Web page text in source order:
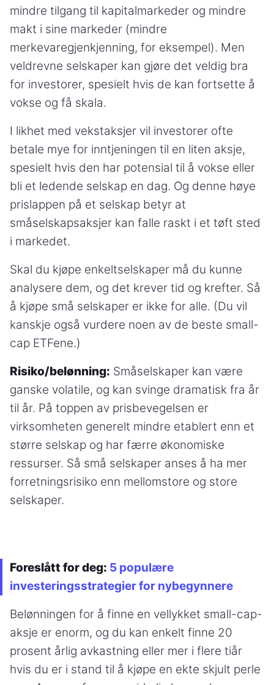
mindre tilgang til kapitalmarkeder og mindre
makt i sine markeder (mindre
merkevaregjenkjenning, for eksempel). Men
veldrevne selskaper kan gjøre det veldig bra
for investorer, spesielt hvis de kan fortsette å
vokse og få skala.
I likhet med vekstaksjer vil investorer ofte
betale mye for inntjeningen til en liten aksje,
spesielt hvis den har potensial til å vokse eller
bli et ledende selskap en dag. Og denne høye
prislappen på et selskap betyr at
småselskapsaksjer kan falle raskt i et tøft sted
i markedet.
Skal du kjøpe enkeltselskaper må du kunne
analysere dem, og det krever tid og krefter. Så
å kjøpe små selskaper er ikke for alle. (Du vil
kanskje også vurdere noen av de beste small-
cap ETFene.)
Risiko/belønning: Småselskaper kan være
ganske volatile, og kan svinge dramatisk fra år
til år. På toppen av prisbevegelsen er
virksomheten generelt mindre etablert enn et
større selskap og har færre økonomiske
ressurser. Så små selskaper anses å ha mer
forretningsrisiko enn mellomstore og store
selskaper.
Foreslått for deg: 5 populære
investeringsstrategier for nybegynnere
Belønningen for å finne en vellykket small-cap-
aksje er enorm, og du kan enkelt finne 20
prosent årlig avkastning eller mer i flere tiår
hvis du er i stand til å kjøpe en ekte skjult perle